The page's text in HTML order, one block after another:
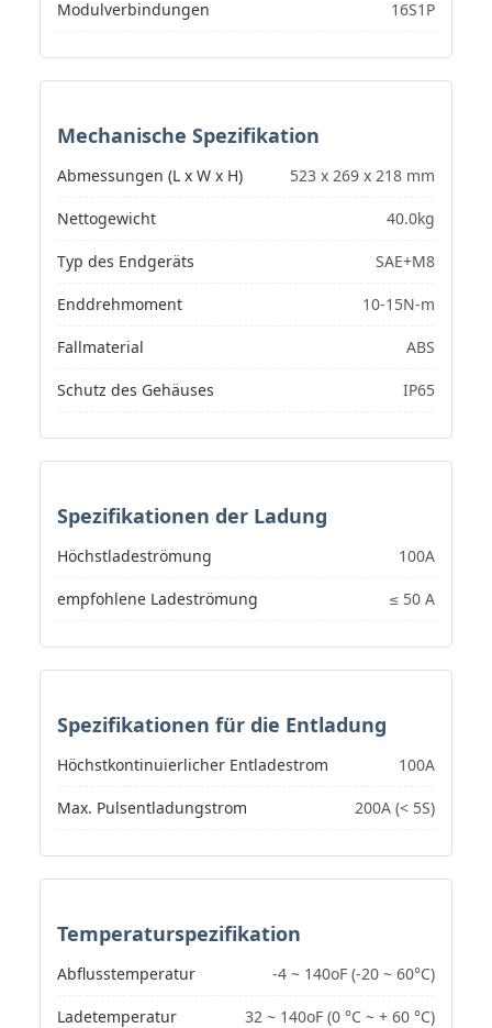
Modulverbindungen 16S1P
Mechanische Spezifikation
Abmessungen (L x W x H) 523 x 269 x 218 mm
Nettogewicht 40.0kg
Typ des Endgeräts SAE+M8
Enddrehmoment 10-15N-m
Fallmaterial ABS
Schutz des Gehäuses IP65
Spezifikationen der Ladung
Höchstladeströmung 100A
empfohlene Ladeströmung ≤ 50 A
Spezifikationen für die Entladung
Höchstkontinuierlicher Entladestrom 100A
Max. Pulsentladungstrom 200A (< 5S)
Temperaturspezifikation
Abflusstemperatur -4 ~ 140oF (-20 ~ 60°C)
Ladetemperatur 32 ~ 140oF (0 °C ~ + 60 °C)